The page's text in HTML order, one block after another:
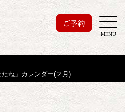
ご予約
MENU
ね」カレンダー(２月)